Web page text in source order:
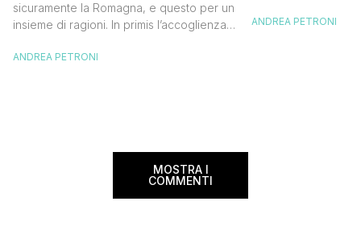
sicuramente la Romagna, e questo per un
insieme di ragioni. In primis l’accoglienza,
sempre accolto da sorrisi e da parole
ANDREA PETRONI
di questi. Uno di
ANDREA PETRONI
MOSTRA I
COMMENTI